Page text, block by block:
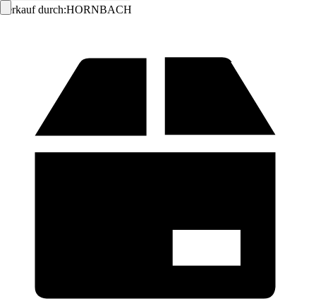
Verkauf durch:HORNBACH